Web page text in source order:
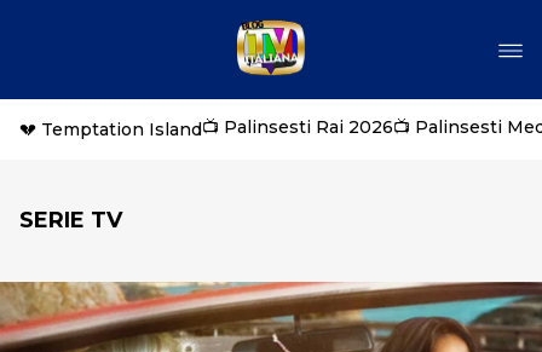
💔 Temptation Island📺 Palinsesti Rai 2026📺 Palinsesti
SERIE TV